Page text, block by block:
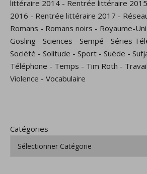
littéraire 2014 - Rentrée littéraire 2015
2016 - Rentrée littéraire 2017 -
Romans - Romans noirs - Royaume-Uni
Gosling - Sciences - Sempé - Séries
Société - Solitude - Sport - Suède -
Téléphone - Temps - Tim Roth - Travail
Violence - Vocabulaire
Catégories